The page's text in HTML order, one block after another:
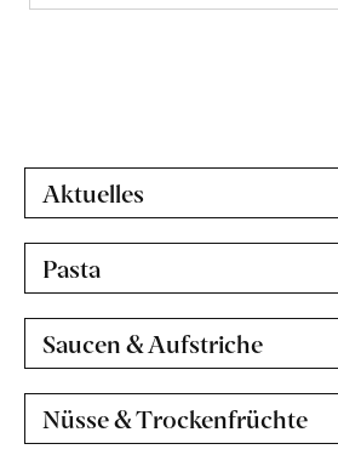
erfahren
Aktuelles
Pasta
Saucen & Aufstriche
Nüsse & Trockenfrüchte